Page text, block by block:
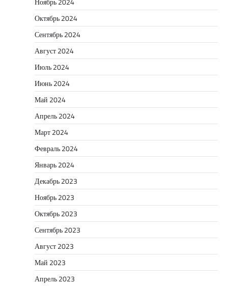
Октябрь 2024
Сентябрь 2024
Август 2024
Июль 2024
Июнь 2024
Май 2024
Апрель 2024
Март 2024
Февраль 2024
Январь 2024
Декабрь 2023
Ноябрь 2023
Октябрь 2023
Сентябрь 2023
Август 2023
Май 2023
Апрель 2023